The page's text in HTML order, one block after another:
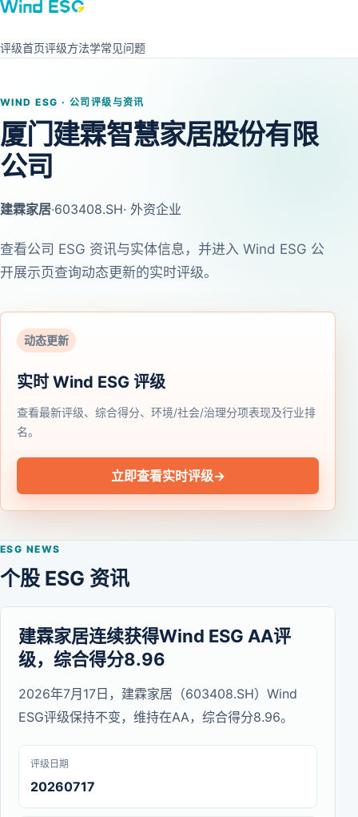
评级首页评级方法学常见问题
WIND ESG · 公司评级与资讯
厦门建霖智慧家居股份有限
公司
建霖家居·603408.SH· 外资企业
查看公司 ESG 资讯与实体信息，并进入 Wind ESG 公
开展示页查询动态更新的实时评级。
动态更新
实时 Wind ESG 评级
查看最新评级、综合得分、环境/社会/治理分项表现及行业排
名。
立即查看实时评级→
ESG NEWS
个股 ESG 资讯
建霖家居连续获得Wind ESG AA评
级，综合得分8.96
2026年7月17日，建霖家居（603408.SH）Wind
ESG评级保持不变，维持在AA，综合得分8.96。
评级日期
20260717